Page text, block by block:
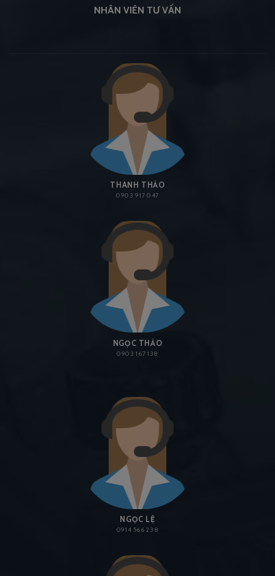
NHÂN VIÊN TƯ VẤN
THANH THẢO
0903 917 047
NGỌC THẢO
0903 167 138
NGỌC LỆ
0914 566 238